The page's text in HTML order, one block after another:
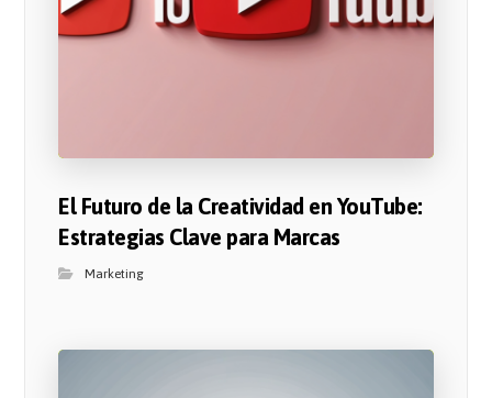
El Futuro de la Creatividad en YouTube:
Estrategias Clave para Marcas
Marketing